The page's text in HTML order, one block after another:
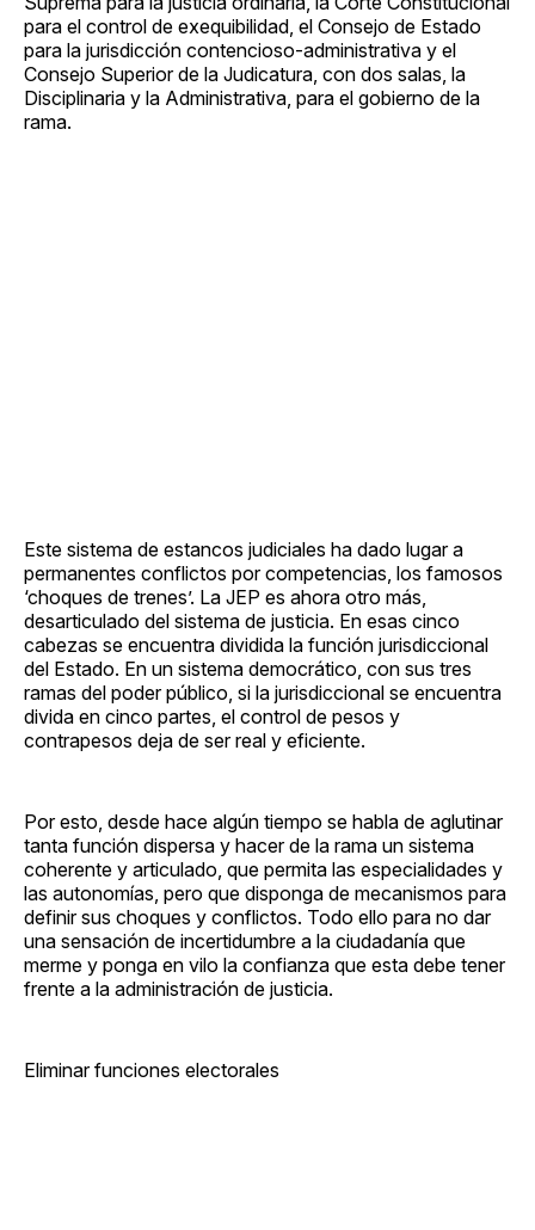
para el control de exequibilidad, el Consejo de Estado
para la jurisdicción contencioso-administrativa y el
Consejo Superior de la Judicatura, con dos salas, la
Disciplinaria y la Administrativa, para el gobierno de la
rama.
Este sistema de estancos judiciales ha dado lugar a
permanentes conflictos por competencias, los famosos
‘choques de trenes’. La JEP es ahora otro más,
desarticulado del sistema de justicia. En esas cinco
cabezas se encuentra dividida la función jurisdiccional
del Estado. En un sistema democrático, con sus tres
ramas del poder público, si la jurisdiccional se encuentra
divida en cinco partes, el control de pesos y
contrapesos deja de ser real y eficiente.
Por esto, desde hace algún tiempo se habla de aglutinar
tanta función dispersa y hacer de la rama un sistema
coherente y articulado, que permita las especialidades y
las autonomías, pero que disponga de mecanismos para
definir sus choques y conflictos. Todo ello para no dar
una sensación de incertidumbre a la ciudadanía que
merme y ponga en vilo la confianza que esta debe tener
frente a la administración de justicia.
Eliminar funciones electorales